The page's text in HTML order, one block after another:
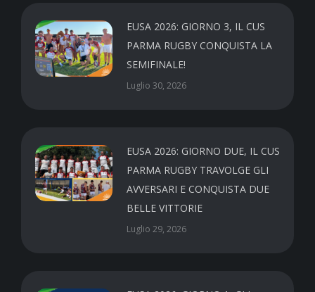
EUSA 2026: GIORNO 3, IL CUS
PARMA RUGBY CONQUISTA LA
SEMIFINALE!
Luglio 30, 2026
EUSA 2026: GIORNO DUE, IL CUS
PARMA RUGBY TRAVOLGE GLI
AVVERSARI E CONQUISTA DUE
BELLE VITTORIE
Luglio 29, 2026